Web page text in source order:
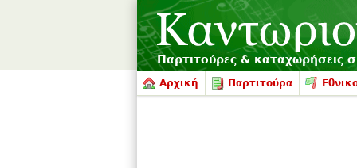
Παρτιτούρες & καταχωρήσεις
Αρχική Παρτιτούρα